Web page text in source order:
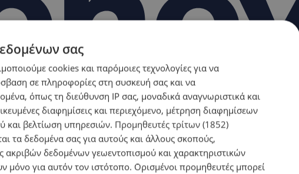
σας
cookies και παρόμοιες τεχνολογίες για να
σε πληροφορίες στη συσκευή σας και να
όπως τη διεύθυνση IP σας, μοναδικά αναγνωριστικά και
διαφημίσεις και περιεχόμενο, μέτρηση διαφημίσεων
και βελτίωση υπηρεσιών. Προμηθευτές τρίτων (1852)
τα δεδομένα σας για αυτούς και άλλους σκοπούς,
ακριβών δεδομένων γεωεντοπισμού και χαρακτηριστικών
μόνο για αυτόν τον ιστότοπο. Ορισμένοι προμηθευτές μπορεί